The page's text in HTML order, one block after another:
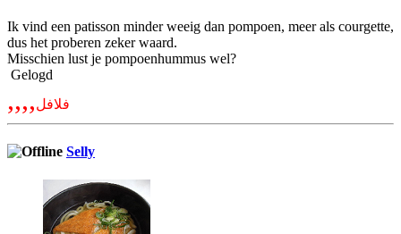
Ik vind een patisson minder weeig dan pompoen, meer als courgette,
dus het proberen zeker waard.
Misschien lust je pompoenhummus wel?
Gelogd
,,,,فلافل
Selly